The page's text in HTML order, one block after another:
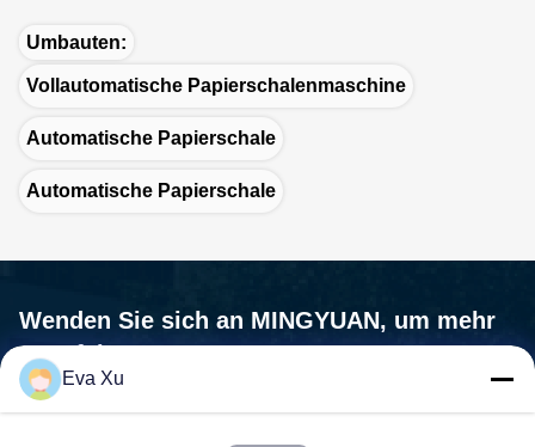
Umbauten:
Vollautomatische Papierschalenmaschine
Automatische Papierschale
Automatische Papierschale
Wenden Sie sich an MINGYUAN, um mehr
zu erfahren.
Wir sind nicht nur ein Maschinenlieferant, wir sind Ihr Partner, Ihr
Eva Xu